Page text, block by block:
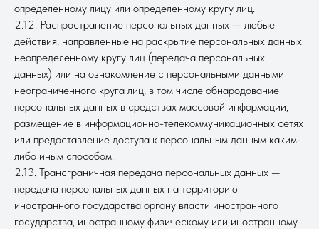
определенному лицу или определенному кругу лиц.
2.12. Распространение персональных данных — любые
действия, направленные на раскрытие персональных данных
неопределенному кругу лиц (передача персональных
данных) или на ознакомление с персональными данными
неограниченного круга лиц, в том числе обнародование
персональных данных в средствах массовой информации,
размещение в информационно-телекоммуникационных сетях
или предоставление доступа к персональным данным каким-
либо иным способом.
2.13. Трансграничная передача персональных данных —
передача персональных данных на территорию
иностранного государства органу власти иностранного
государства, иностранному физическому или иностранному